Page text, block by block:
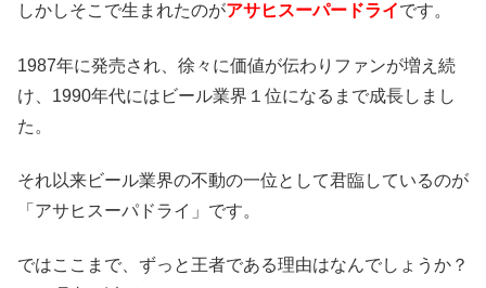
しかしそこで生まれたのがアサヒスーパードライです。
1987年に発売され、徐々に価値が伝わりファンが増え続
け、1990年代にはビール業界１位になるまで成長しまし
た。
それ以来ビール業界の不動の一位として君臨しているのが
「アサヒスーパドライ」です。
ではここまで、ずっと王者である理由はなんでしょうか？